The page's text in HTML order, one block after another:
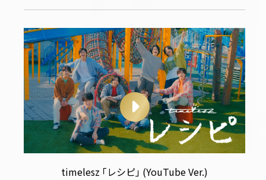
timelesz ｢レシピ｣ (YouTube Ver.)